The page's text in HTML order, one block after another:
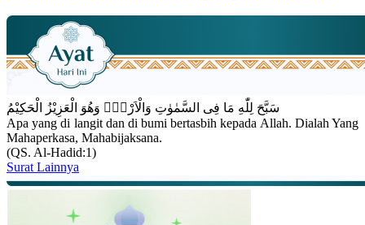
سَبَّحَ لِلّٰهِ مَا فِى السَّمٰوٰتِ وَالْاَرْضِۚ وَهُوَ الْعَزِيْزُ الْحَكِيْمُ
Apa yang di langit dan di bumi bertasbih kepada Allah. Dialah Yang
Mahaperkasa, Mahabijaksana.
(QS. Al-Hadid:1)
Surat Lainnya